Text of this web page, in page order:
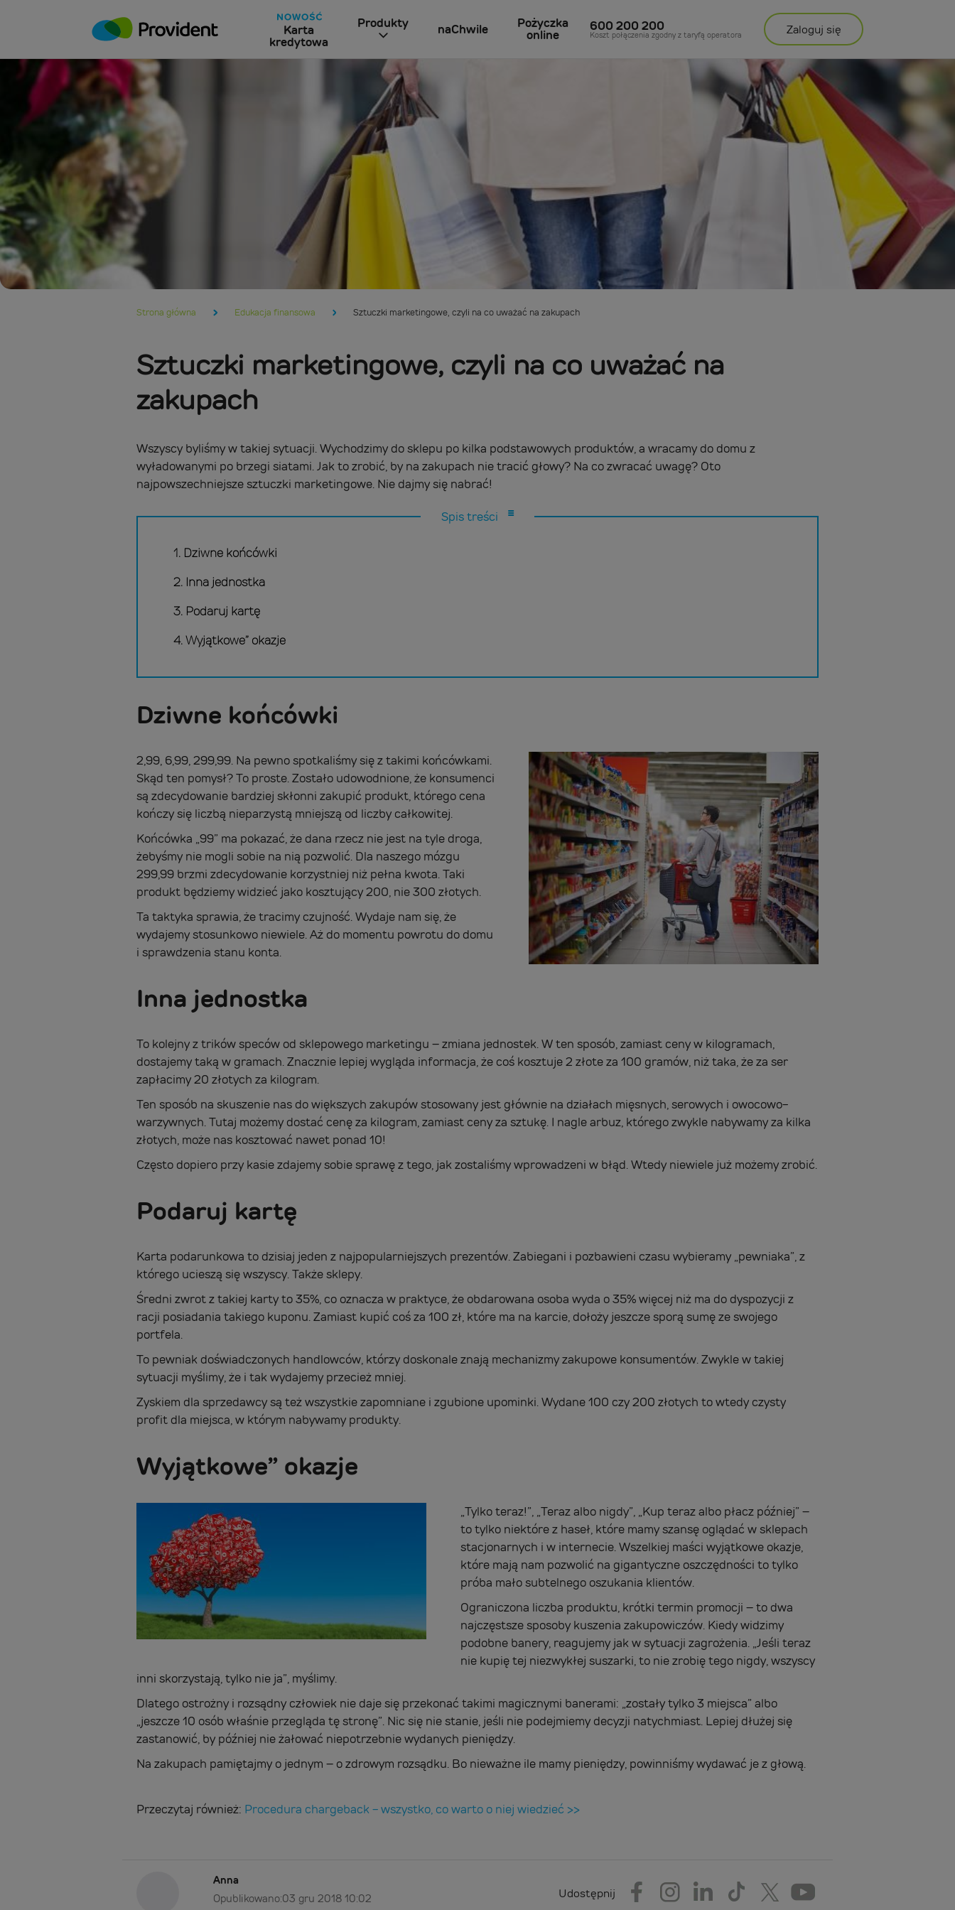
Karta
kredytowa
Produkty naChwile
Pożyczka
online
600 200 200
Koszt połączenia zgodny z taryfą operatora Zaloguj się
Strona główna Edukacja finansowa Sztuczki marketingowe, czyli na co uważać na zakupach
Sztuczki marketingowe, czyli na co uważać na
zakupach
Wszyscy byliśmy w takiej sytuacji. Wychodzimy do sklepu po kilka podstawowych produktów, a wracamy do domu z
wyładowanymi po brzegi siatami. Jak to zrobić, by na zakupach nie tracić głowy? Na co zwracać uwagę? Oto
najpowszechniejsze sztuczki marketingowe. Nie dajmy się nabrać!
Spis treści
1. Dziwne końcówki
2. Inna jednostka
3. Podaruj kartę
4. Wyjątkowe” okazje
Dziwne końcówki
2,99, 6,99, 299,99. Na pewno spotkaliśmy się z takimi końcówkami.
Skąd ten pomysł? To proste. Zostało udowodnione, że konsumenci
są zdecydowanie bardziej skłonni zakupić produkt, którego cena
kończy się liczbą nieparzystą mniejszą od liczby całkowitej.
Końcówka „99” ma pokazać, że dana rzecz nie jest na tyle droga,
żebyśmy nie mogli sobie na nią pozwolić. Dla naszego mózgu
299,99 brzmi zdecydowanie korzystniej niż pełna kwota. Taki
produkt będziemy widzieć jako kosztujący 200, nie 300 złotych.
Ta taktyka sprawia, że tracimy czujność. Wydaje nam się, że
wydajemy stosunkowo niewiele. Aż do momentu powrotu do domu
i sprawdzenia stanu konta.
Inna jednostka
To kolejny z trików speców od sklepowego marketingu – zmiana jednostek. W ten sposób, zamiast ceny w kilogramach,
dostajemy taką w gramach. Znacznie lepiej wygląda informacja, że coś kosztuje 2 złote za 100 gramów, niż taka, że za ser
zapłacimy 20 złotych za kilogram.
Ten sposób na skuszenie nas do większych zakupów stosowany jest głównie na działach mięsnych, serowych i owocowo-
warzywnych. Tutaj możemy dostać cenę za kilogram, zamiast ceny za sztukę. I nagle arbuz, którego zwykle nabywamy za kilka
złotych, może nas kosztować nawet ponad 10!
Często dopiero przy kasie zdajemy sobie sprawę z tego, jak zostaliśmy wprowadzeni w błąd. Wtedy niewiele już możemy zrobić.
Podaruj kartę
Karta podarunkowa to dzisiaj jeden z najpopularniejszych prezentów. Zabiegani i pozbawieni czasu wybieramy „pewniaka”, z
którego ucieszą się wszyscy. Także sklepy.
Średni zwrot z takiej karty to 35%, co oznacza w praktyce, że obdarowana osoba wyda o 35% więcej niż ma do dyspozycji z
racji posiadania takiego kuponu. Zamiast kupić coś za 100 zł, które ma na karcie, dołoży jeszcze sporą sumę ze swojego
portfela.
To pewniak doświadczonych handlowców, którzy doskonale znają mechanizmy zakupowe konsumentów. Zwykle w takiej
sytuacji myślimy, że i tak wydajemy przecież mniej.
Zyskiem dla sprzedawcy są też wszystkie zapomniane i zgubione upominki. Wydane 100 czy 200 złotych to wtedy czysty
profit dla miejsca, w którym nabywamy produkty.
Wyjątkowe” okazje
„Tylko teraz!”, „Teraz albo nigdy”, „Kup teraz albo płacz później” –
to tylko niektóre z haseł, które mamy szansę oglądać w sklepach
stacjonarnych i w internecie. Wszelkiej maści wyjątkowe okazje,
które mają nam pozwolić na gigantyczne oszczędności to tylko
próba mało subtelnego oszukania klientów.
Ograniczona liczba produktu, krótki termin promocji – to dwa
najczęstsze sposoby kuszenia zakupowiczów. Kiedy widzimy
podobne banery, reagujemy jak w sytuacji zagrożenia. „Jeśli teraz
nie kupię tej niezwykłej suszarki, to nie zrobię tego nigdy, wszyscy
inni skorzystają, tylko nie ja”, myślimy.
Dlatego ostrożny i rozsądny człowiek nie daje się przekonać takimi magicznymi banerami: „zostały tylko 3 miejsca” albo
„jeszcze 10 osób właśnie przegląda tę stronę”. Nic się nie stanie, jeśli nie podejmiemy decyzji natychmiast. Lepiej dłużej się
zastanowić, by później nie żałować niepotrzebnie wydanych pieniędzy.
Na zakupach pamiętajmy o jednym – o zdrowym rozsądku. Bo nieważne ile mamy pieniędzy, powinniśmy wydawać je z głową.
Przeczytaj również: Procedura chargeback - wszystko, co warto o niej wiedzieć >>
Anna
Opublikowano:03 gru 2018 10:02 Udostępnij